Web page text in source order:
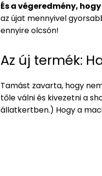
És a végeredmény,
az újat mennyivel
ennyire olcsón!
Az új termék:
Tamást zavarta, hogy
tőle válni és kivezetni a
állatkertben.) Hogy a